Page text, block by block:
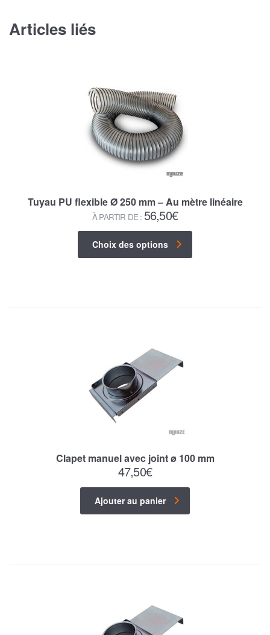
Articles liés
Tuyau PU flexible Ø 250 mm – Au mètre linéaire
À PARTIR DE : 56,50€
Choix des options
Clapet manuel avec joint ø 100 mm
47,50€
Ajouter au panier